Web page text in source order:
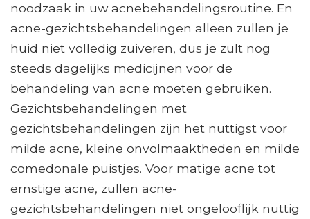
noodzaak in uw acnebehandelingsroutine. En
acne-gezichtsbehandelingen alleen zullen je
huid niet volledig zuiveren, dus je zult nog
steeds dagelijks medicijnen voor de
behandeling van acne moeten gebruiken.
Gezichtsbehandelingen met
gezichtsbehandelingen zijn het nuttigst voor
milde acne, kleine onvolmaaktheden en milde
comedonale puistjes. Voor matige acne tot
ernstige acne, zullen acne-
gezichtsbehandelingen niet ongelooflijk nuttig